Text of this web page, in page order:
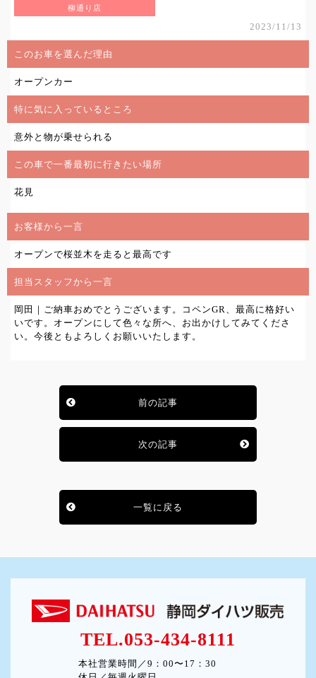
柳通り店
2023/11/13
このお車を選んだ理由
オープンカー
特に気に入っているところ
意外と物が乗せられる
この車で一番最初に行きたい場所
花見
お客様から一言
オープンで桜並木を走ると最高です
担当スタッフから一言
岡田｜ご納車おめでとうございます。コペンGR、最高に格好い
いです。オープンにして色々な所へ、お出かけしてみてくださ
い。今後ともよろしくお願いいたします。
前の記事
次の記事
一覧に戻る
TEL.053-434-8111
本社営業時間／9：00〜17：30